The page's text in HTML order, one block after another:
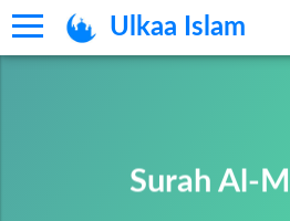
Ulkaa Islam
Surah Al-